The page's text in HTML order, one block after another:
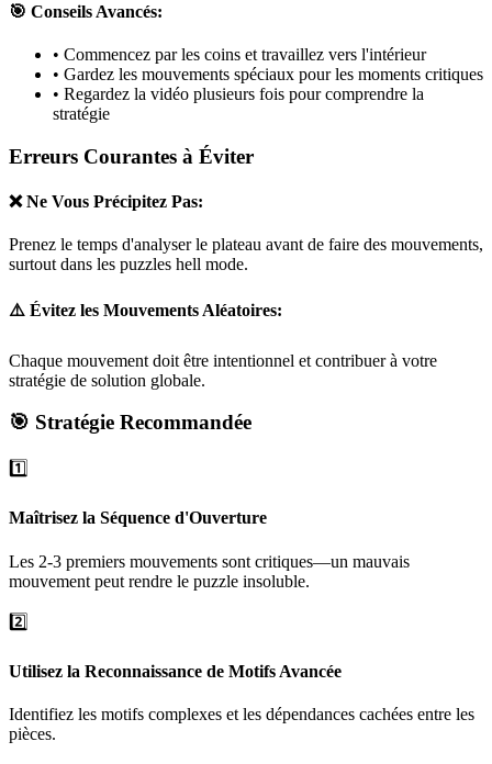
🎯 Conseils Avancés:
• Commencez par les coins et travaillez vers l'intérieur
• Gardez les mouvements spéciaux pour les moments critiques
• Regardez la vidéo plusieurs fois pour comprendre la
stratégie
Erreurs Courantes à Éviter
❌ Ne Vous Précipitez Pas:
Prenez le temps d'analyser le plateau avant de faire des mouvements,
surtout dans les puzzles hell mode.
⚠️ Évitez les Mouvements Aléatoires:
Chaque mouvement doit être intentionnel et contribuer à votre
stratégie de solution globale.
🎯 Stratégie Recommandée
1️⃣
Maîtrisez la Séquence d'Ouverture
Les 2-3 premiers mouvements sont critiques—un mauvais
mouvement peut rendre le puzzle insoluble.
2️⃣
Utilisez la Reconnaissance de Motifs Avancée
Identifiez les motifs complexes et les dépendances cachées entre les
pièces.